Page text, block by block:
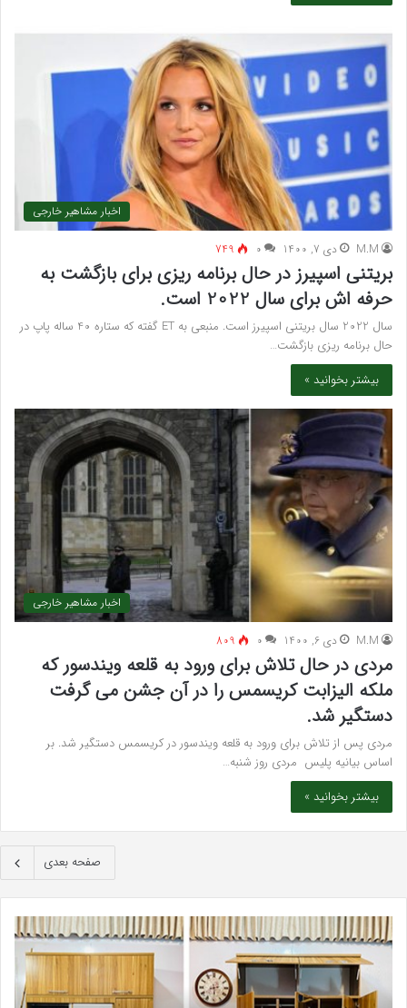
اخبار مشاهیر خارجی
M.M دی 7, 1400 ۰ 749
بریتنی اسپیرز در حال برنامه ریزی برای بازگشت به
حرفه اش برای سال 2022 است.
سال 2022 سال بریتنی اسپیرز است. منبعی به ET گفته که ستاره 40 ساله پاپ در
حال برنامه ریزی بازگشت…
بیشتر بخوانید »
اخبار مشاهیر خارجی
M.M دی 6, 1400 ۰ 809
مردی در حال تلاش برای ورود به قلعه ویندسور که
ملکه الیزابت کریسمس را در آن جشن می گرفت
دستگیر شد.
مردی پس از تلاش برای ورود به قلعه ویندسور در کریسمس دستگیر شد. بر
اساس بیانیه پلیس مردی روز شنبه…
بیشتر بخوانید »
صفحه بعدی
بهترین
کلینیک
زیبایی
فردیس
قند